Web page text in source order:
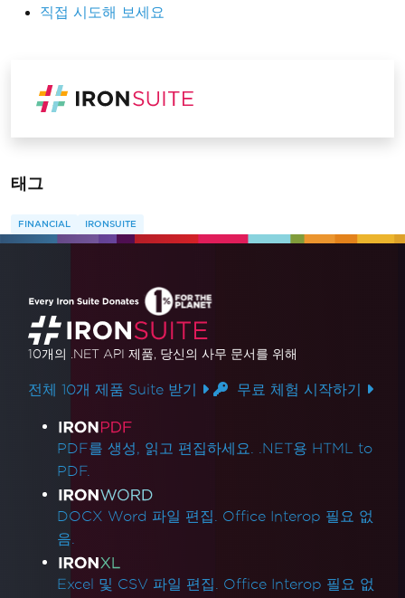
직접 시도해 보세요
태그
FINANCIAL IRONSUITE
10개의 .NET API 제품, 당신의 사무 문서를 위해
전체 10개 제품 Suite 받기 무료 체험 시작하기
제품 링크
PDF를 생성, 읽고 편집하세요. .NET용 HTML to
PDF.
DOCX Word 파일 편집. Office Interop 필요 없
음.
Excel 및 CSV 파일 편집. Office Interop 필요 없